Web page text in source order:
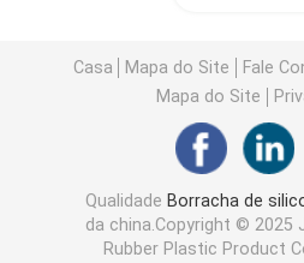
Casa Mapa do Site Fale
Mapa do Site
Qualidade Borracha de
da china.Copyright © 2025
Rubber Plastic Product